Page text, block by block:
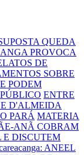
QUEDA
PROVOCA
DE
SOBRE
PODEM
ENTRE
D'ALMEIDA
PARÁ MATERIA
ANÃ COBRAM
E DISCUTEM
ANEEL